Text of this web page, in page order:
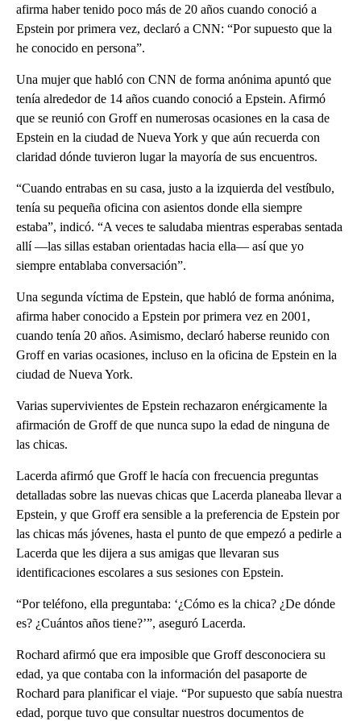
afirma haber tenido poco más de 20 años cuando conoció a
Epstein por primera vez, declaró a CNN: “Por supuesto que la
he conocido en persona”.
Una mujer que habló con CNN de forma anónima apuntó que
tenía alrededor de 14 años cuando conoció a Epstein. Afirmó
que se reunió con Groff en numerosas ocasiones en la casa de
Epstein en la ciudad de Nueva York y que aún recuerda con
claridad dónde tuvieron lugar la mayoría de sus encuentros.
“Cuando entrabas en su casa, justo a la izquierda del vestíbulo,
tenía su pequeña oficina con asientos donde ella siempre
estaba”, indicó. “A veces te saludaba mientras esperabas sentada
allí —las sillas estaban orientadas hacia ella— así que yo
siempre entablaba conversación”.
Una segunda víctima de Epstein, que habló de forma anónima,
afirma haber conocido a Epstein por primera vez en 2001,
cuando tenía 20 años. Asimismo, declaró haberse reunido con
Groff en varias ocasiones, incluso en la oficina de Epstein en la
ciudad de Nueva York.
Varias supervivientes de Epstein rechazaron enérgicamente la
afirmación de Groff de que nunca supo la edad de ninguna de
las chicas.
Lacerda afirmó que Groff le hacía con frecuencia preguntas
detalladas sobre las nuevas chicas que Lacerda planeaba llevar a
Epstein, y que Groff era sensible a la preferencia de Epstein por
las chicas más jóvenes, hasta el punto de que empezó a pedirle a
Lacerda que les dijera a sus amigas que llevaran sus
identificaciones escolares a sus sesiones con Epstein.
“Por teléfono, ella preguntaba: ‘¿Cómo es la chica? ¿De dónde
es? ¿Cuántos años tiene?’”, aseguró Lacerda.
Rochard afirmó que era imposible que Groff desconociera su
edad, ya que contaba con la información del pasaporte de
Rochard para planificar el viaje. “Por supuesto que sabía nuestra
edad, porque tuvo que consultar nuestros documentos de